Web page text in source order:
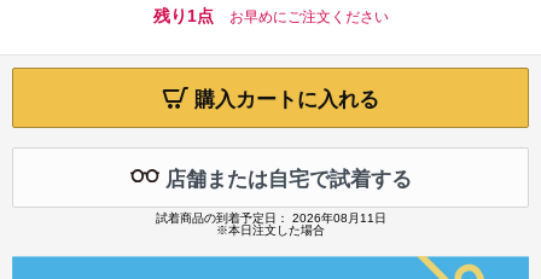
残り1点 お早めにご注文ください
購入カートに入れる
店舗または自宅で試着する
試着商品の到着予定日： 2026年08月11日
※本日注文した場合